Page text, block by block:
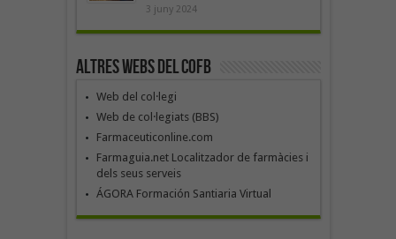
3 juny 2024
Altres webs del COFB
Web del col·legi
Web de col·legiats (BBS)
Farmaceuticonline.com
Farmaguia.net Localitzador de farmàcies i
dels seus serveis
ÁGORA Formación Santiaria Virtual